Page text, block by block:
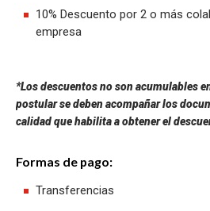
10% Descuento por 2 o más
empresa
*Los descuentos no son acumulables
postular se deben acompañar los
calidad que habilita a obtener el
Formas de pago:
Transferencias